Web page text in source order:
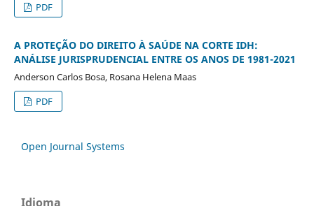
PDF
A PROTEÇÃO DO DIREITO À SAÚDE NA CORTE IDH:
ANÁLISE JURISPRUDENCIAL ENTRE OS ANOS DE 1981-2021
Anderson Carlos Bosa, Rosana Helena Maas
PDF
Open Journal Systems
Idioma